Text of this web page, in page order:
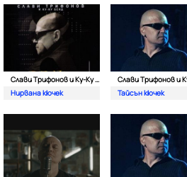
Слави Трифонов и Ку-Kу Бенд
Нирвана кючек
Тайсън кючек